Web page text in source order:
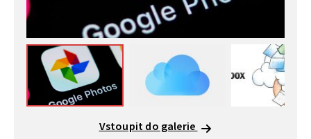
Vstoupit do galerie